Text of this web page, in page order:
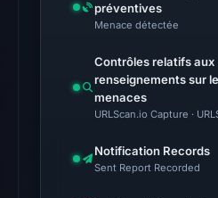
at
10:20
UTC.
Google
returned
no
préventives
Menace détectée
Contrôles relatifs aux
renseignements sur
menaces
URLScan.io Capture ·
Notification Records
Sent Report Recorded